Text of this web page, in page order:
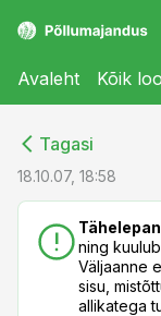
Avaleht Kõik
Tagasi
18.10.07, 18:58
ning
Väljaanne
sisu,
allikatega